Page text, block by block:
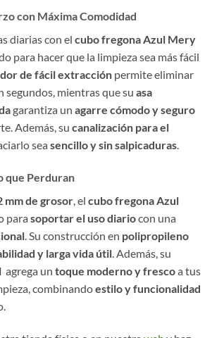
con Máxima Comodidad
diarias con el cubo fregona Azul Mery
para hacer que la limpieza sea más fácil
de fácil extracción permite eliminar
segundos, mientras que su asa
garantiza un agarre cómodo y seguro
Además, su canalización para el
sea sencillo y sin salpicaduras.
que Perduran
mm de grosor, el cubo fregona Azul
para soportar el uso diariocon una
. Su construcción en polipropileno
y larga vida útil. Además, su
agrega un toque moderno y frescoa tus
combinandoestilo y funcionalidad